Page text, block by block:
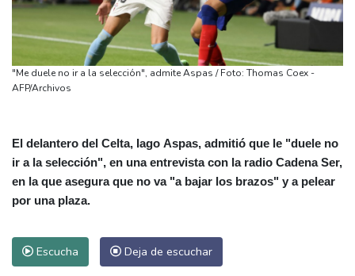
"Me duele no ir a la selección", admite Aspas / Foto: Thomas Coex -
AFP/Archivos
El delantero del Celta, Iago Aspas, admitió que le "duele no
ir a la selección", en una entrevista con la radio Cadena Ser,
en la que asegura que no va "a bajar los brazos" y a pelear
por una plaza.
Escucha Deja de escuchar